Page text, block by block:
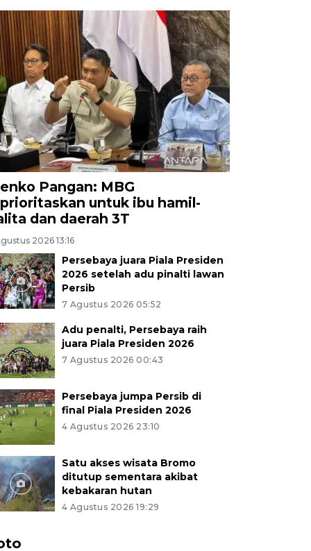
Pangan: MBG
untuk ibu hamil-
dan daerah 3T
2026 13:16
Persebaya juara Piala Presiden
2026 setelah adu pinalti lawan
Persib
7 Agustus 2026 05:52
Adu penalti, Persebaya raih
juara Piala Presiden 2026
7 Agustus 2026 00:43
Persebaya jumpa Persib di
final Piala Presiden 2026
4 Agustus 2026 23:10
Satu akses wisata Bromo
ditutup sementara akibat
kebakaran hutan
4 Agustus 2026 19:29